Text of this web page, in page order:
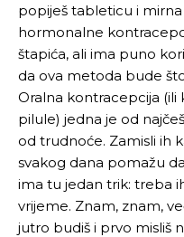
popiješ tableticu i mirna
hormonalne
štapića, ali ima puno
da ova metoda bude
Oralna kontracepcija
pilule) jedna je od
od trudnoće. Zamisli ih
svakog dana pomažu
ima tu jedan trik: treba
vrijeme. Znam, znam,
jutro budiš i prvo misliš